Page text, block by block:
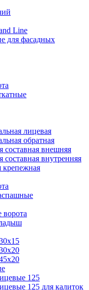
Line
для фасадных
лицевая
обратная
составная внешняя
составная внутренняя
крепежная
125
125 для калиток